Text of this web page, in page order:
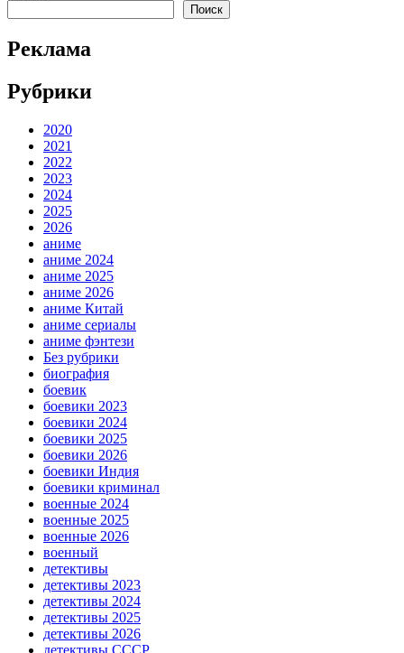
Поиск
Реклама
Рубрики
2020
2021
2022
2023
2024
2025
2026
аниме
аниме 2024
аниме 2025
аниме 2026
аниме Китай
аниме сериалы
аниме фэнтези
Без рубрики
биография
боевик
боевики 2023
боевики 2024
боевики 2025
боевики 2026
боевики Индия
боевики криминал
военные 2024
военные 2025
военные 2026
военный
детективы
детективы 2023
детективы 2024
детективы 2025
детективы 2026
детективы СССР